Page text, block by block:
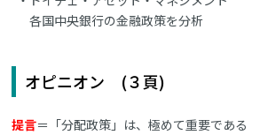
各国中央銀行の金融政策を分析
オピニオン (３頁)
提言＝「分配政策」は、極めて重要である